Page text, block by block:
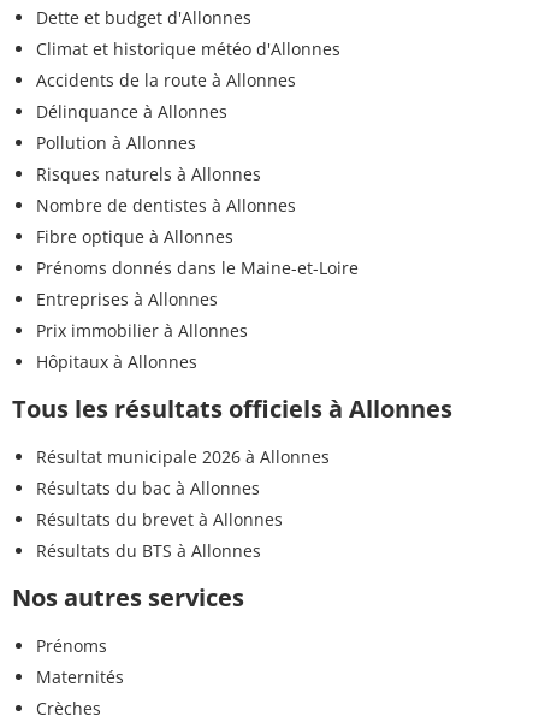
Dette et budget d'Allonnes
Climat et historique météo d'Allonnes
Accidents de la route à Allonnes
Délinquance à Allonnes
Pollution à Allonnes
Risques naturels à Allonnes
Nombre de dentistes à Allonnes
Fibre optique à Allonnes
Prénoms donnés dans le Maine-et-Loire
Entreprises à Allonnes
Prix immobilier à Allonnes
Hôpitaux à Allonnes
Tous les résultats officiels à Allonnes
Résultat municipale 2026 à Allonnes
Résultats du bac à Allonnes
Résultats du brevet à Allonnes
Résultats du BTS à Allonnes
Nos autres services
Prénoms
Maternités
Crèches